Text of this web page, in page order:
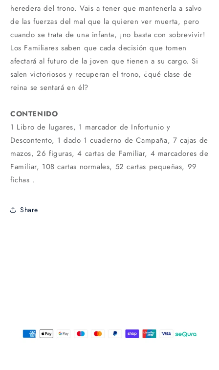
heredera del trono. Vais a tener que mantenerla a salvo
de las fuerzas del mal que la quieren ver muerta, pero
cuando se trata de una infanta, ¡no basta con sobrevivir!
Los Familiares saben que cada decisión que tomen
afectará al futuro de la joven que tienen a su cargo. Si
salen victoriosos y recuperan el trono, ¿qué clase de
reina se sentará en él?
CONTENIDO
1 Libro de lugares, 1 marcador de Infortunio y
Descontento, 1 dado 1 cuaderno de Campaña, 7 cajas de
mazos, 26 figuras, 4 cartas de Familiar, 4 marcadores de
Familiar, 108 cartas normales, 52 cartas pequeñas, 99
fichas .
Share